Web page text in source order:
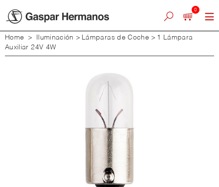
0
Home > Iluminación > Lámparas de Coche > 1 Lámpara
Auxiliar 24V 4W